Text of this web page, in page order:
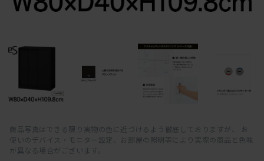
商品写真はできる限り実物の色に近づけるよう徹底しておりますが、 お
使いのデバイス・モニター設定、お部屋の照明等により実際の商品と色味
が異なる場合がございます。